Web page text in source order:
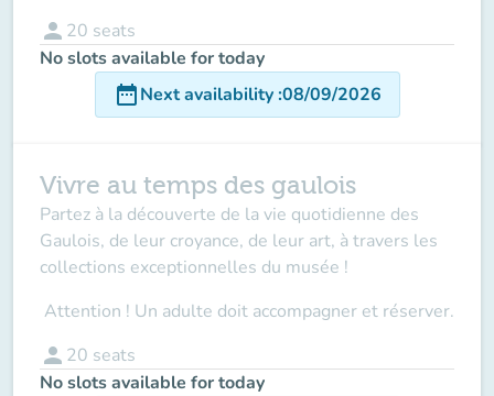
person 20 seats
No slots available for today
date_rangeNext availability:08/09/2026
Vivre au temps des gaulois
Partez à la découverte de la vie quotidienne des
Gaulois, de leur croyance, de leur art, à travers les
collections exceptionnelles du musée !
Attention ! Un adulte doit accompagner et réserver.
person 20 seats
No slots available for today